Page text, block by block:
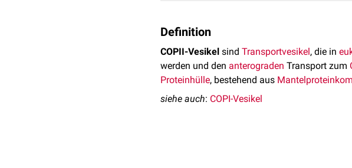
Definition
COPII-Vesikel sind Transportvesikel, die in
werden und den anterograden Transport zum
Proteinhülle, bestehend aus
siehe auch: COPI-Vesikel